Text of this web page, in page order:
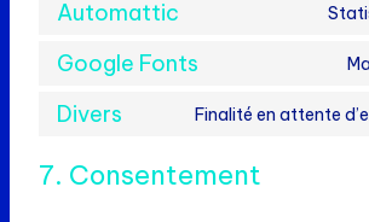
Automattic
Google Fonts
Divers Finalité en attente
7. Consentement